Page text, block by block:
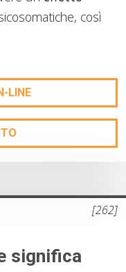
così
LINE
significa
[262]